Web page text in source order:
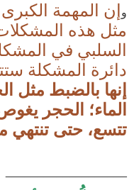
و إن المهمة
مثل هذه
السلبي في
دائرة المشكلة
إنها بالضبط مثل
الماء؛ الحجر
تتسع، حتى تنتهي